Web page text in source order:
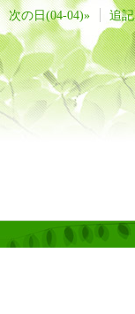
次の日(04-04)» 追記